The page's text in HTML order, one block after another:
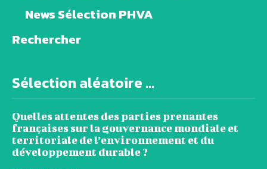
News Sélection PHVA
Rechercher
Sélection aléatoire ...
Quelles attentes des parties prenantes
françaises sur la gouvernance mondiale et
territoriale de l’environnement et du
développement durable ?